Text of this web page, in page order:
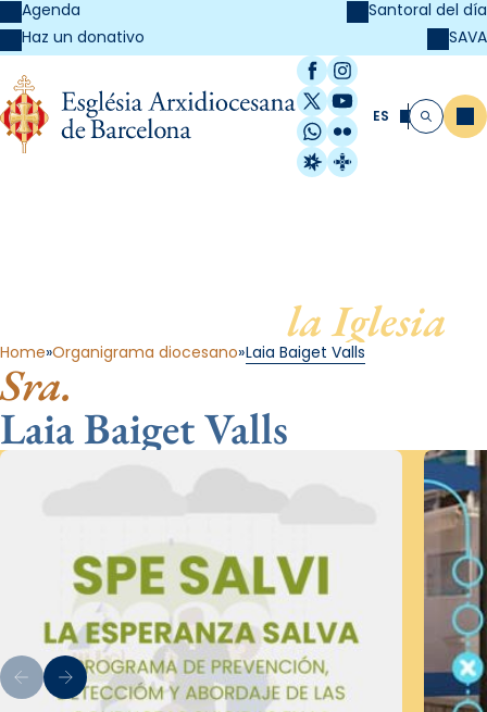
Agenda
Haz un donativo
Santoral del día
SAVA
Facebook
Instagram
X / Twitter
YouTube
WhatsApp
Flickr
Radio Estel
Catalunya
ES Buscar
la Iglesia
Home Organigrama diocesano Laia Baiget Valls
Sra.
Laia Baiget Valls